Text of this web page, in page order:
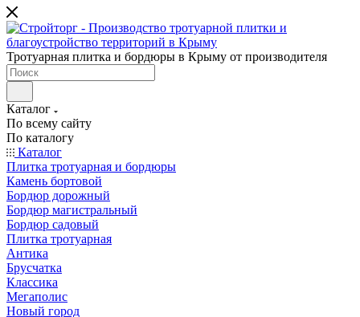
Тротуарная плитка и бордюры в Крыму от производителя
Каталог
По всему сайту
По каталогу
Каталог
Плитка тротуарная и бордюры
Камень бортовой
Бордюр дорожный
Бордюр магистральный
Бордюр садовый
Плитка тротуарная
Антика
Брусчатка
Классика
Мегаполис
Новый город